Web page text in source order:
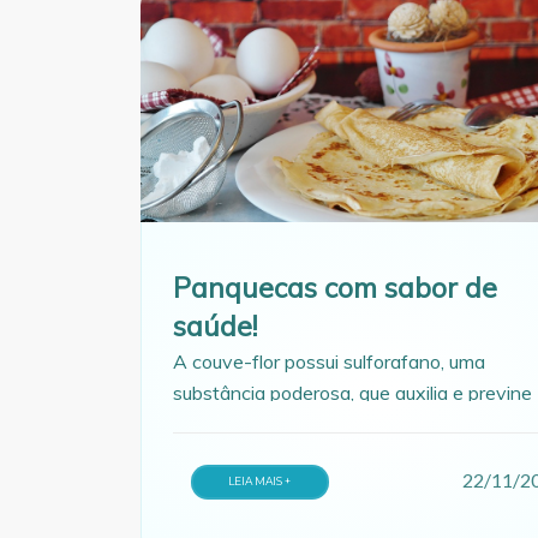
Panquecas com sabor de
saúde!
A couve-flor possui sulforafano, uma
substância poderosa, que auxilia e previne
receita prática que vai ajudá-lo a deixar a
LEIA MAIS + 22/11/